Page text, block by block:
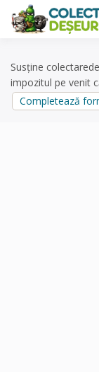
content
Susține
impozitul pe venit
Completează